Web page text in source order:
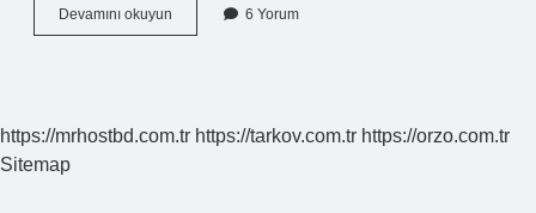
Devamını okuyun
Bayılma
6 Yorum
https://mrhostbd.com.tr https://tarkov.com.tr https://orzo.com.tr
Sitemap